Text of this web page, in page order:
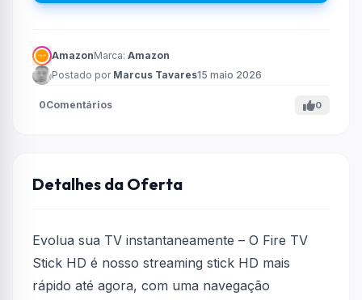
AmazonMarca: Amazon
Postado por Marcus Tavares15 maio 2026
0Comentários 0
Detalhes da Oferta
Evolua sua TV instantaneamente – O Fire TV
Stick HD é nosso streaming stick HD mais
rápido até agora, com uma navegação